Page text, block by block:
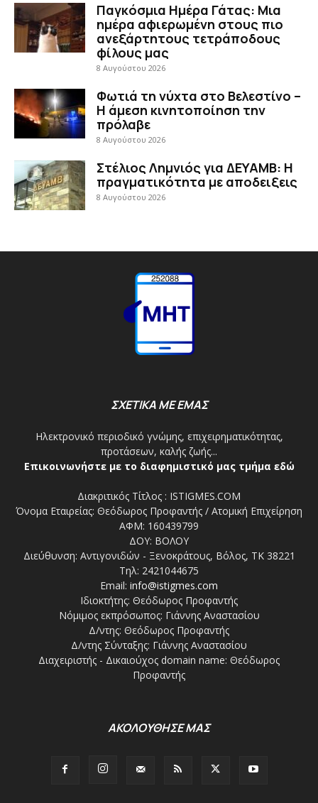
Παγκόσμια Ημέρα Γάτας: Μια
ημέρα αφιερωμένη στους πιο
ανεξάρτητους τετράποδους
φίλους μας
8 Αυγούστου 2026
Φωτιά τη νύχτα στο Βελεστίνο –
Η άμεση κινητοποίηση την
πρόλαβε
8 Αυγούστου 2026
Στέλιος Λημνιός για ΔΕΥΑΜΒ: Η
πραγματικότητα με αποδειξεις
8 Αυγούστου 2026
ΣΧΕΤΙΚΑ ΜΕ ΕΜΑΣ
Ηλεκτρονικό περιοδικό γνώμης, επιχειρηματικότητας,
προτάσεων, καλής ζωής...
Επικοινωνήστε με το διαφημιστικό μας τμήμα εδώ
Διακριτικός Τίτλος : ISTIGMES.COM
Όνομα Εταιρείας: Θεόδωρος Προφαντής / Ατομική Επιχείρηση
ΑΦΜ: 160439799
ΔΟΥ: ΒΟΛΟΥ
Διεύθυνση: Αντιγονιδών - Ξενοκράτους, Βόλος, ΤΚ 38221
Τηλ: 2421044675
Email: info@istigmes.com
Ιδιοκτήτης: Θεόδωρος Προφαντής
Νόμιμος εκπρόσωπος: Γιάννης Αναστασίου
Δ/ντης: Θεόδωρος Προφαντής
Δ/ντης Σύνταξης: Γιάννης Αναστασίου
Διαχειριστής - Δικαιούχος domain name: Θεόδωρος
Προφαντής
ΑΚΟΛΟΥΘΗΣΕ ΜΑΣ